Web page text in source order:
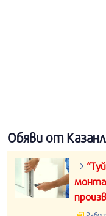
Обяви от